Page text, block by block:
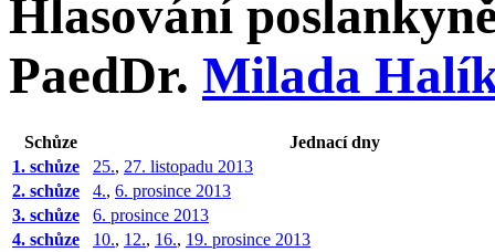
Hlasování
PaedDr. Milada
Schůze
Jednací dny
1. schůze
25., 27. listopadu 2013
2. schůze
4., 6. prosince 2013
3. schůze
6. prosince 2013
4. schůze
10., 12., 16., 19. prosince 2013